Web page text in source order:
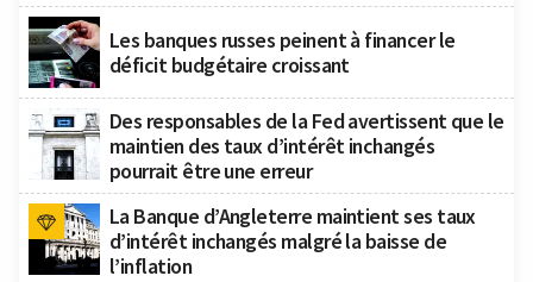
Les banques russes peinent à financer le
déficit budgétaire croissant
Des responsables de la Fed avertissent que le
maintien des taux d’intérêt inchangés
pourrait être une erreur
La Banque d’Angleterre maintient ses taux
d’intérêt inchangés malgré la baisse de
l’inflation